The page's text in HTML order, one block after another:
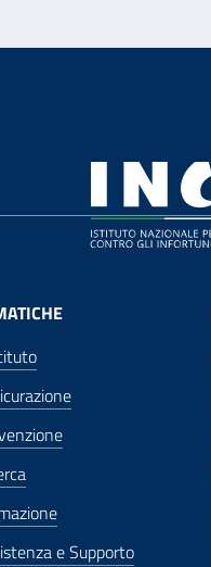
e Supporto